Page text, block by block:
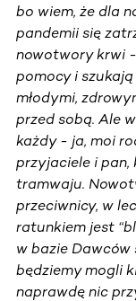
bo wiem, że dla
pandemii się
nowotwory krwi -
pomocy i
młodymi,
przed sobą. Ale
każdy - ja, moi
przyjaciele i pan,
tramwaju.
przeciwnicy, w
ratunkiem jest
w bazie Dawców
będziemy mogli
naprawdę nic